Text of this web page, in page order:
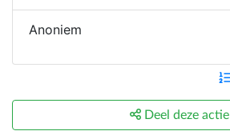
Anoniem
Deel deze actie